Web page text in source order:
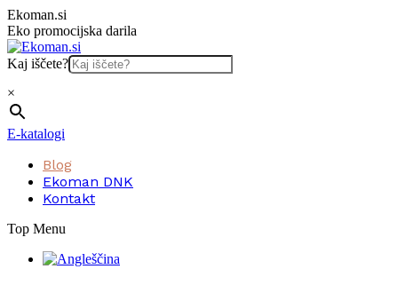
Skip
to
content
Ekoman.si
Eko promocijska darila
Kaj iščete?
×
E-katalogi
Blog
Ekoman DNK
Kontakt
Top Menu